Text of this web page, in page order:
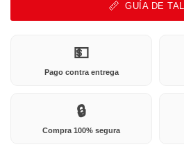
GUÍA DE
💵
Pago contra entrega
🔒
Compra 100% segura